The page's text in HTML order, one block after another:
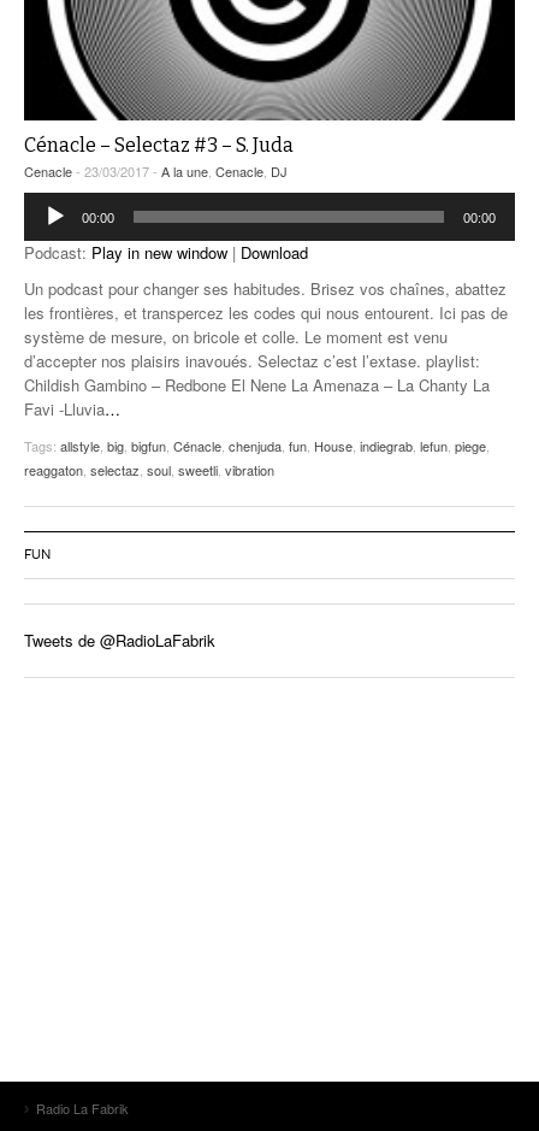
Cénacle – Selectaz #3 – S. Juda
Cenacle- 23/03/2017 - A la une, Cenacle, DJ
Lecteur
audio
00:00 00:00
Podcast: Play in new window | Download
Un podcast pour changer ses habitudes. Brisez vos chaînes, abattez
les frontières, et transpercez les codes qui nous entourent. Ici pas de
système de mesure, on bricole et colle. Le moment est venu
d’accepter nos plaisirs inavoués. Selectaz c’est l’extase. playlist:
Childish Gambino – Redbone El Nene La Amenaza – La Chanty La
Favi -Lluvia…
Tags: allstyle, big, bigfun, Cénacle, chenjuda, fun, House, indiegrab, lefun, piege,
reaggaton, selectaz, soul, sweetli, vibration
FUN
Tweets de @RadioLaFabrik
Radio La Fabrik